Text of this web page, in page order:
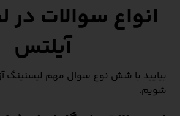
انواع سوالات در
آیلتس
بیایید با شش نوع سوال مهم لیسنینگ
شویم.